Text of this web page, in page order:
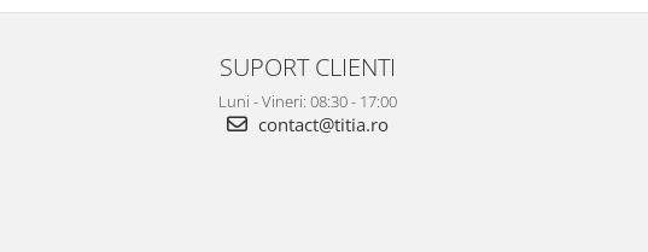
SUPORT CLIENTI
Luni - Vineri: 08:30 - 17:00
contact@titia.ro